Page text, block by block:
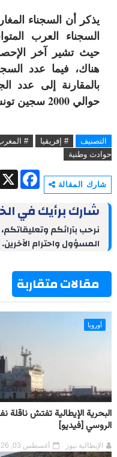
يذكر أن السجناء
السجناء العرب
هناك، فيما عدد
بالمقارنة إلى عدد
حوالي 2000 سجين تونسي.
التصنيف # إفريقيا #
حوادث وطنية
شارك المقالة
X
F
a
b
o
k
شارك برأيك في
نرحب بآرائكم
المسؤول واحترام الآخرين.
مقالات متقاربة
أوروبا
البحرية الإيطالية تفتش ناقلة
الروسي [فيديو]
الإيطالية نيوز أغسطس 03, 2026